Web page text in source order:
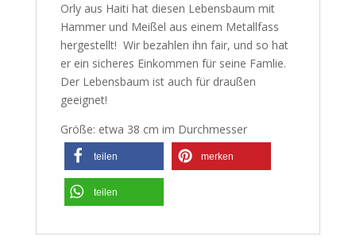
Orly aus Haiti hat diesen Lebensbaum mit
Hammer und Meißel aus einem Metallfass
hergestellt! Wir bezahlen ihn fair, und so hat
er ein sicheres Einkommen für seine Famlie.
Der Lebensbaum ist auch für draußen
geeignet!
Größe: etwa 38 cm im Durchmesser
teilen merken
teilen